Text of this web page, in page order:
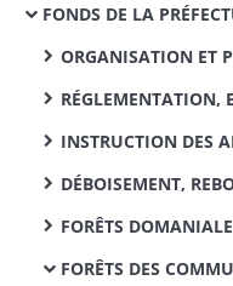
FONDS DE LA
ORGANISATION ET
RÉGLEMENTATION,
INSTRUCTION DES
DÉBOISEMENT,
FORÊTS
FORÊTS DES